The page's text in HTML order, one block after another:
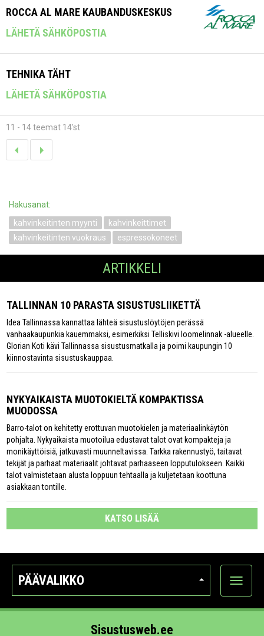
ROCCA AL MARE KAUBANDUSKESKUS
LÄHETÄ SÄHKÖPOSTIA
TEHNIKA TÄHT
LÄHETÄ SÄHKÖPOSTIA
11 - 14 teemat 14'st
Hakusanat:
kahvinkeitinten myynti
kahvinkeittimet
kahvinkeitinten vuokraus
espressokoneet
ARTIKKELI
TALLINNAN 10 PARASTA SISUSTUSLIIKETTÄ
Idea Tallinnassa kannattaa lähteä sisustuslöytöjen perässä
vanhaakaupunkia kauemmaksi, esimerkiksi Telliskivi loomelinnak -alueelle.
Glorian Koti kävi Tallinnassa sisustusmatkalla ja poimi kaupungin 10
kiinnostavinta sisustuskauppaa.
NYKYAIKAISTA MUOTOKIELTÄ KOMPAKTISSA
MUODOSSA
Barro-talot on kehitetty erottuvan muotokielen ja materiaalinkäytön
pohjalta. Nykyaikaista muotoilua edustavat talot ovat kompakteja ja
monikäyttöisiä, jatkuvasti muunneltavissa. Tarkka rakennustyö, taitavat
tekijät ja parhaat materiaalit johtavat parhaaseen lopputulokseen. Kaikki
talot valmistetaan alusta loppuun tehtaalla ja kuljetetaan koottuna
asiakkaan tontille.
KATSO LISÄÄ
PÄÄVALIKKO
Näytä
Sisustusweb.ee